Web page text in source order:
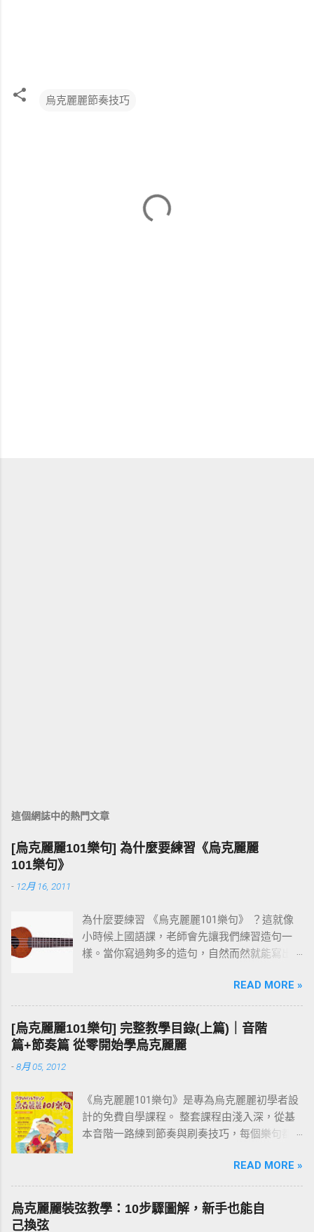
烏克麗麗節奏技巧
這個網誌中的熱門文章
[烏克麗麗101樂句] 為什麼要練習《烏克麗麗
101樂句》
- 12月 16, 2011
為什麼要練習 《烏克麗麗101樂句》 ？這就像
小時候上國語課，老師會先讓我們練習造句一
樣。當你寫過夠多的造句，自然而然就能寫出
的道理。先把一個個小樂句彈熟，技巧和速度
都到位之後，再去按和弦、彈演奏曲，就會變
成一件輕鬆自然的事。基本功打穩，後面的路
才走得快。
READ MORE »
[烏克麗麗101樂句] 完整教學目錄(上篇)｜音階
篇+節奏篇 從零開始學烏克麗麗
-8月 05, 2012
《烏克麗麗101樂句》是專為烏克麗麗初學者設
計的免費自學課程。 整套課程由淺入深，從基
本音階一路練到節奏與刷奏技巧，每個樂句都
問，歡迎在文章下方留言討論。 建議從第一課
「001 C調基本音階」開始，依序往下練；若你
還不清楚為什麼要練樂句，請先看 〈為什麼要
練習烏克麗麗101樂句？〉 這篇。
READ MORE »
烏克麗麗裝弦教學：10步驟圖解，新手也能自
己換弦